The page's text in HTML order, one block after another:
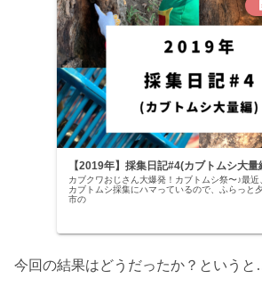
【2019年】採集日記#4(カブトムシ大量
カブクワおじさん大爆発！カブトムシ祭〜♪最
カブトムシ採集にハマっているので、ふらっと
市の
今回の結果はどうだったか？という